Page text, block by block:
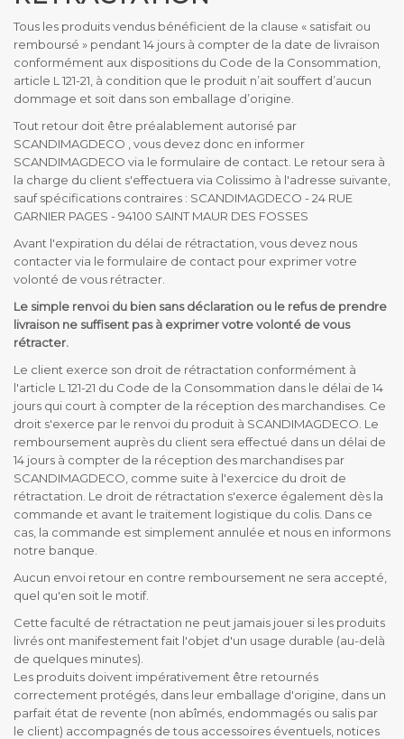
Tous les produits vendus bénéficient de la clause « satisfait ou
remboursé » pendant 14 jours à compter de la date de livraison
conformément aux dispositions du Code de la Consommation,
article L 121-21, à condition que le produit n’ait souffert d’aucun
dommage et soit dans son emballage d’origine.
Tout retour doit être préalablement autorisé par
SCANDIMAGDECO , vous devez donc en informer
SCANDIMAGDECO via le formulaire de contact. Le retour sera à
la charge du client s'effectuera via Colissimo à l'adresse suivante,
sauf spécifications contraires : SCANDIMAGDECO - 24 RUE
GARNIER PAGES - 94100 SAINT MAUR DES FOSSES
Avant l'expiration du délai de rétractation, vous devez nous
contacter via le formulaire de contact pour exprimer votre
volonté de vous rétracter.
Le simple renvoi du bien sans déclaration ou le refus de prendre
livraison ne suffisent pas à exprimer votre volonté de vous
rétracter.
Le client exerce son droit de rétractation conformément à
l'article L 121-21 du Code de la Consommation dans le délai de 14
jours qui court à compter de la réception des marchandises. Ce
droit s'exerce par le renvoi du produit à SCANDIMAGDECO. Le
remboursement auprès du client sera effectué dans un délai de
14 jours à compter de la réception des marchandises par
SCANDIMAGDECO, comme suite à l'exercice du droit de
rétractation. Le droit de rétractation s'exerce également dès la
commande et avant le traitement logistique du colis. Dans ce
cas, la commande est simplement annulée et nous en informons
notre banque.
Aucun envoi retour en contre remboursement ne sera accepté,
quel qu'en soit le motif.
Cette faculté de rétractation ne peut jamais jouer si les produits
livrés ont manifestement fait l'objet d'un usage durable (au-delà
de quelques minutes).
Les produits doivent impérativement être retournés
correctement protégés, dans leur emballage d'origine, dans un
parfait état de revente (non abîmés, endommagés ou salis par
le client) accompagnés de tous accessoires éventuels, notices